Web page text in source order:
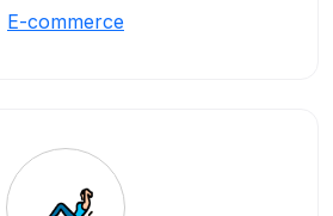
E-commerce